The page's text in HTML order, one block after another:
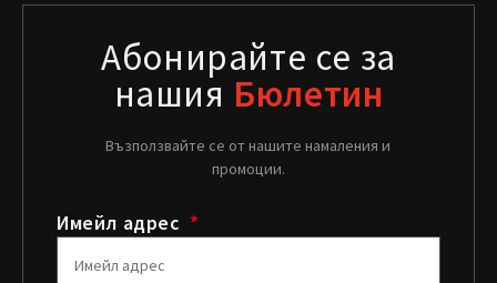
Абонирайте се за
нашия Бюлетин
Възползвайте се от нашите намаления и
промоции.
Имейл адрес